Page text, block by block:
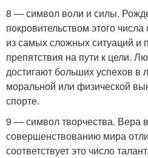
8 — символ воли и силы.
покровительством этого
из самых сложных ситуаций и
препятствия на пути к цели.
достигают больших успехов
моральной или физической
спорте.
9 — символ творчества. Вера
совершенствованию мира
соответствует это число